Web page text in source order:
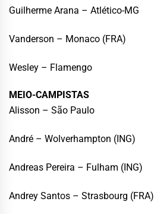
Guilherme Arana – Atlético-MG
Vanderson – Monaco (FRA)
Wesley – Flamengo
MEIO-CAMPISTAS
Alisson – São Paulo
André – Wolverhampton (ING)
Andreas Pereira – Fulham (ING)
Andrey Santos – Strasbourg (FRA)